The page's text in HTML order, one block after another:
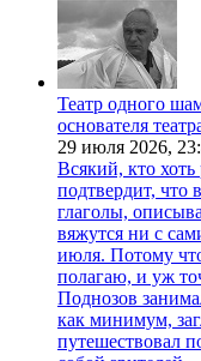
Театр одного
основателя
29 июля 2026,
Всякий, кто
подтвердит, что
глаголы,
вяжутся ни с
июля. Потому
полагаю, и уж
Поднозов
как минимум,
путешествовал